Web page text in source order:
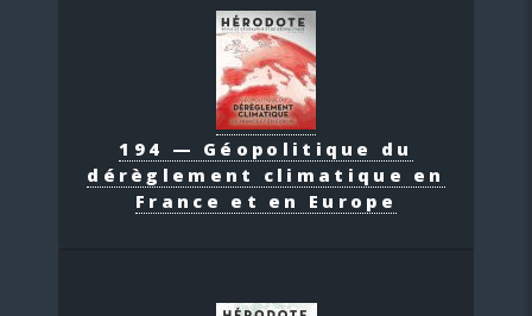
194 — Géopolitique du
dérèglement climatique en
France et en Europe